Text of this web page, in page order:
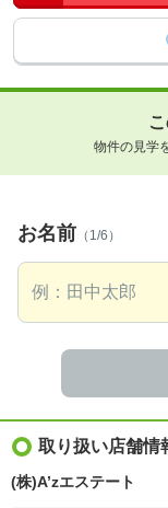
物件の見学
お名前 （1/6）
取り扱い店舗情
(株)A’zエステート